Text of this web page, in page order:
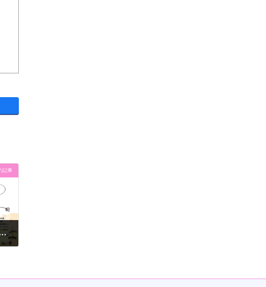
記事
！‟ガッコウ”の役割って・・・？